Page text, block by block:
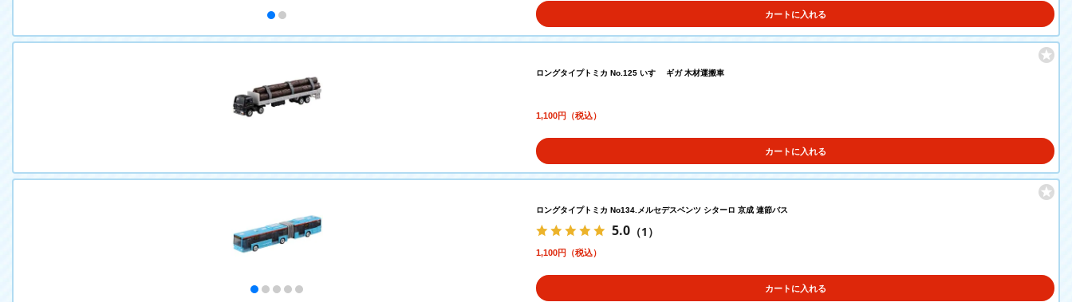
カートに入れる
ロングタイプトミカ No.125 いすゞ ギガ 木材運搬車
1,100円（税込）
カートに入れる
ロングタイプトミカ No134.メルセデスベンツ シターロ 京成 連節バス
5.0 （1）
1,100円（税込）
カートに入れる